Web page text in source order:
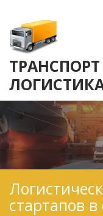
content
стартапов